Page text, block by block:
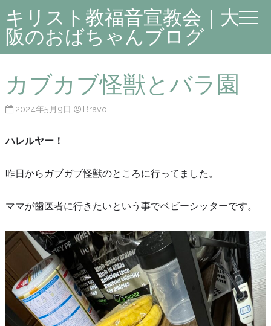
キリスト教福音宣教会｜大
阪のおばちゃんブログ
カブカブ怪獣とバラ園
2024年5月9日 Bravo
ハレルヤー！
昨日からガブガブ怪獣のところに行ってました。
ママが歯医者に行きたいという事でベビーシッターです。